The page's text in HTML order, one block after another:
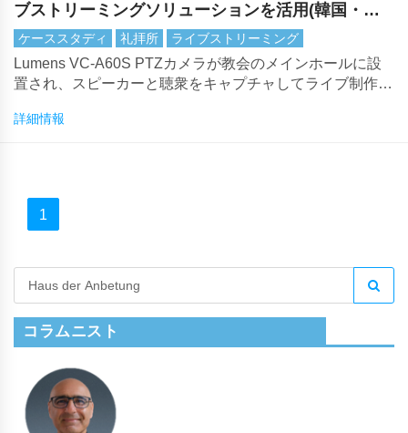
ブストリーミングソリューションを活用(韓国・京
畿)
ケーススタディ 礼拝所 ライブストリーミング
Lumens VC-A60S PTZカメラが教会のメインホールに設
置され、スピーカーと聴衆をキャプチャしてライブ制作と
詳細情報
1
コラムニスト